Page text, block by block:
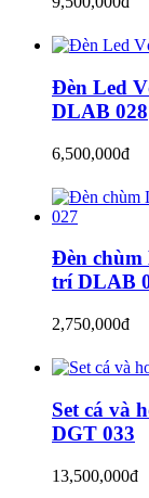
Đèn Led
DLAB 028
6,500,000đ
Đèn
trí DLAB
2,750,000đ
Set cá và
DGT 033
13,500,000đ